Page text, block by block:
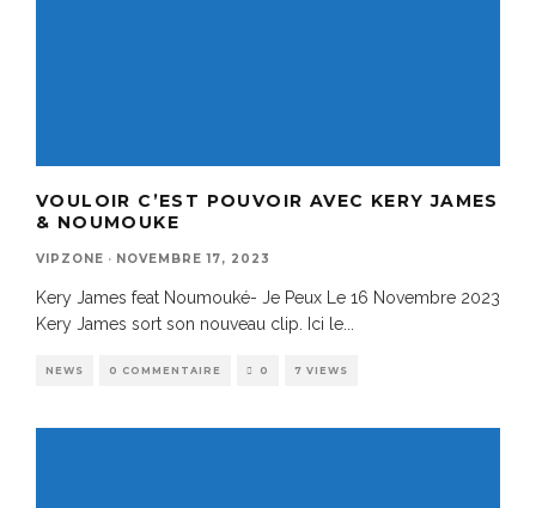
VOULOIR C’EST POUVOIR AVEC KERY JAMES
& NOUMOUKE
VIPZONE · NOVEMBRE 17, 2023
Kery James feat Noumouké- Je Peux Le 16 Novembre 2023
Kery James sort son nouveau clip. Ici le...
NEWS 0 COMMENTAIRE 0 7 VIEWS